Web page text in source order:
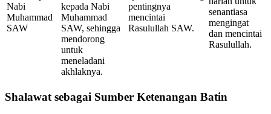
Nabi
Muhammad
SAW
kepada Nabi
Muhammad
SAW, sehingga
mendorong
untuk
meneladani
akhlaknya.
pentingnya
mencintai
Rasulullah SAW.
senantiasa
mengingat
dan mencintai
Rasulullah.
Shalawat sebagai Sumber Ketenangan Batin